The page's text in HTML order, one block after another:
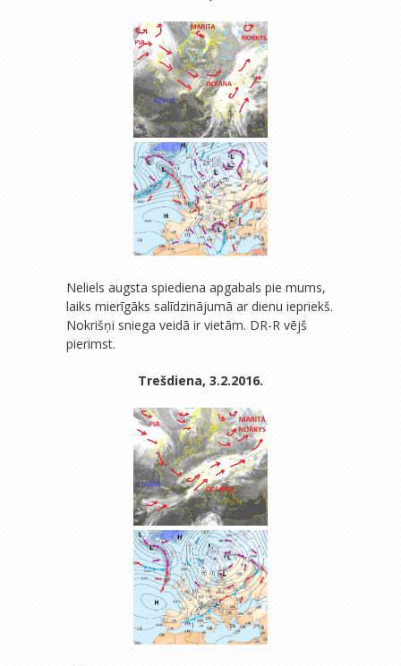
Neliels augsta spiediena apgabals pie mums,
laiks mierīgāks salīdzinājumā ar dienu iepriekš.
Nokrišņi sniega veidā ir vietām. DR-R vējš
pierimst.
Trešdiena, 3.2.2016.